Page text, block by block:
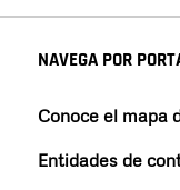
NAVEGA POR
Conoce el mapa
Entidades de